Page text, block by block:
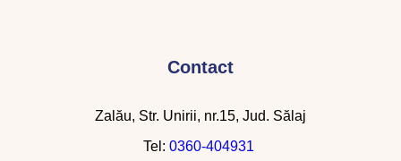
Contact
Zalău, Str. Unirii, nr.15, Jud. Sălaj
Tel: 0360-404931